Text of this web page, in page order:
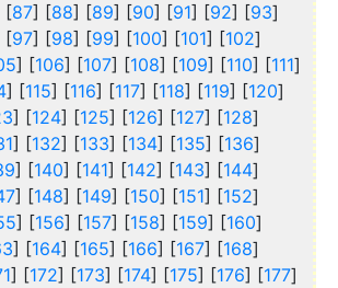
[87] [88] [89] [90] [91] [92] [93]
[97] [98] [99] [100] [101] [102]
] [106] [107] [108] [109] [110] [111]
] [115] [116] [117] [118] [119] [120]
] [124] [125] [126] [127] [128]
] [132] [133] [134] [135] [136]
] [140] [141] [142] [143] [144]
] [148] [149] [150] [151] [152]
] [156] [157] [158] [159] [160]
] [164] [165] [166] [167] [168]
] [172] [173] [174] [175] [176] [177]